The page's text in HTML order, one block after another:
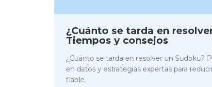
¿Cuánto se tarda en
Tiempos y consejos
¿Cuánto se tarda en resolver un Sudoku?
en datos y estrategias expertas para
fiable.